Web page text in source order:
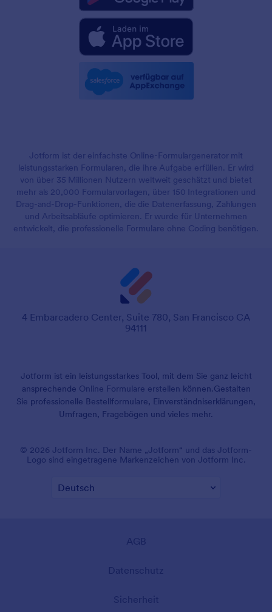
Jotform ist der einfachste Online-Formulargenerator mit
leistungsstarken Formularen, die ihre Aufgabe erfüllen. Er wird
von über 35 Millionen Nutzern weltweit geschätzt und bietet
mehr als 20,000 Formularvorlagen, über 150 Integrationen und
Drag-and-Drop-Funktionen, die die Datenerfassung, Zahlungen
und Arbeitsabläufe optimieren. Er wurde für Unternehmen
entwickelt, die professionelle Formulare ohne Coding benötigen.
4 Embarcadero Center, Suite 780, San Francisco CA
94111
Jotform ist ein leistungsstarkes Tool, mit dem Sie ganz leicht
ansprechende Online Formulare erstellen können.Gestalten
Sie professionelle Bestellformulare, Einverständniserklärungen,
Umfragen, Fragebögen und vieles mehr.
© 2026 Jotform Inc. Der Name „Jotform“ und das Jotform-
Logo sind eingetragene Markenzeichen von Jotform Inc.
AGB
Datenschutz
Sicherheit